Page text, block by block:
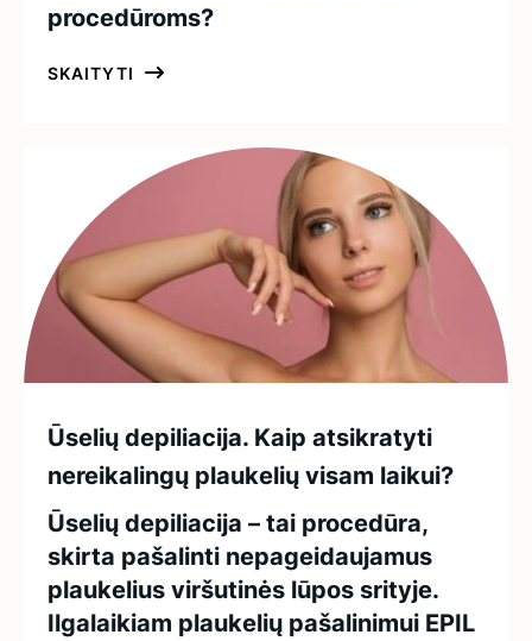
procedūroms?
SKAITYTI
Ūselių depiliacija. Kaip atsikratyti
nereikalingų plaukelių visam laikui?
Ūselių depiliacija – tai procedūra,
skirta pašalinti nepageidaujamus
plaukelius viršutinės lūpos srityje.
Ilgalaikiam plaukelių pašalinimui EPIL